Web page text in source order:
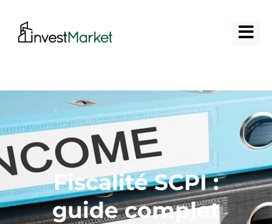
Fiscalité SCPI :
guide complet